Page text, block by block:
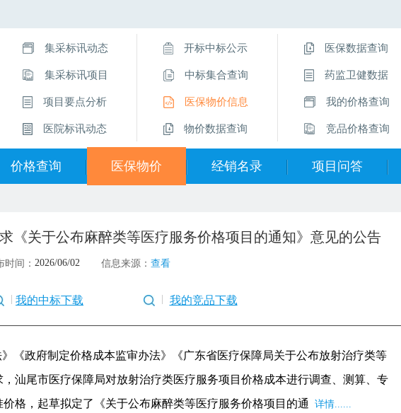
集采标讯动态
集采标讯项目
项目要点分析
医院标讯动态
开标中标公示
中标集合查询
医保物价信息
物价数据查询
医保数据查询
药监卫健数据
我的价格查询
竞品价格查询
价格查询
标中标公示
医保物价
物价数据查询
经销名录
直采价供应商
项目问答
项目问答
《关于公布麻醉类等医疗服务价格项目的通知》意见的公告
时间： 2026/06/02 信息来源： 查看
我的中标下载 我的竞品下载
《政府制定价格成本监审办法》《广东省医疗保障局关于公布放射治疗类等
汕尾市医疗保障局对放射治疗类医疗服务项目价格成本进行调查、测算、专
格，起草拟定了《关于公布麻醉类等医疗服务价格项目的通
详情......